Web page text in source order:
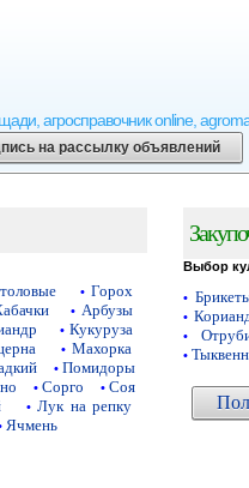
агросправочник online,
на рассылку объявлений
• Горох
• Арбузы
• Кукуруза
• Махорка
• Помидоры
• Сорго • Соя
• Лук на репку
Ячмень
Выбор
•
•
•
•